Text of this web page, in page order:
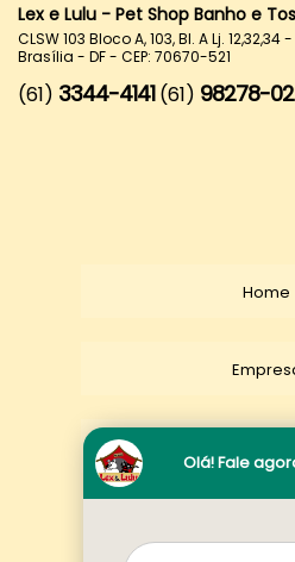
Lex e Lulu - Pet Shop Banho e
CLSW 103 Bloco A, 103, Bl. A Lj.
Brasília - DF - CEP: 70670-521
(61) 3344-4141 (61) 98278-
Home
Olá! Fale